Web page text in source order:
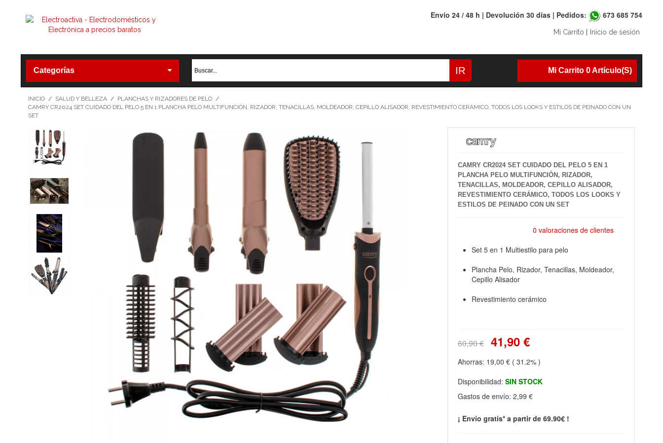
Envío 24 / 48 h | Devolución 30 días | Pedidos: 673 685 754
Mi Carrito Inicio de sesión
Categorías Mi Carrito 0 Artículo(s)
IR
INICIO / SALUD Y BELLEZA / PLANCHAS Y RIZADORES DE PELO /
CAMRY CR2024 SET CUIDADO DEL PELO 5 EN 1 PLANCHA PELO MULTIFUNCIÓN, RIZADOR, TENACILLAS, MOLDEADOR, CEPILLO ALISADOR, REVESTIMIENTO CERÁMICO, TODOS LOS LOOKS Y ESTILOS DE PEINADO CON UN
SET
CAMRY CR2024 SET CUIDADO DEL PELO 5 EN 1
PLANCHA PELO MULTIFUNCIÓN, RIZADOR,
TENACILLAS, MOLDEADOR, CEPILLO ALISADOR,
REVESTIMIENTO CERÁMICO, TODOS LOS LOOKS Y
ESTILOS DE PEINADO CON UN SET
0 valoraciones de clientes
Set 5 en 1 Multiestilo para pelo
Plancha Pelo, Rizador, Tenacillas, Moldeador,
Cepillo Alisador
Revestimiento cerámico
60,90 € 41,90 €
Ahorras: 19,00 € ( 31.2% )
Disponibilidad: SIN STOCK
Gastos de envío: 2,99 €
¡ Envío gratis* a partir de 69.90€ !